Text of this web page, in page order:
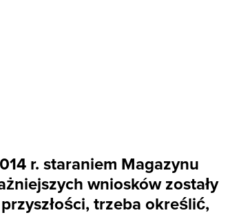
r. staraniem Magazynu
wniosków zostały
trzeba określić,